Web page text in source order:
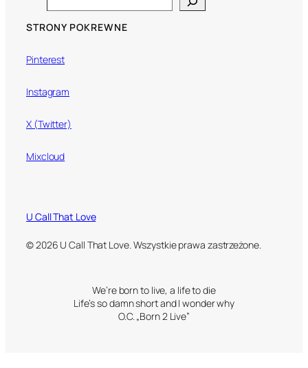
STRONY POKREWNE
Pinterest
Instagram
X (Twitter)
Mixcloud
U Call That Love
© 2026 U Call That Love. Wszystkie prawa zastrzeżone.
We’re born to live, a life to die
Life’s so damn short and I wonder why
O.C. „Born 2 Live”